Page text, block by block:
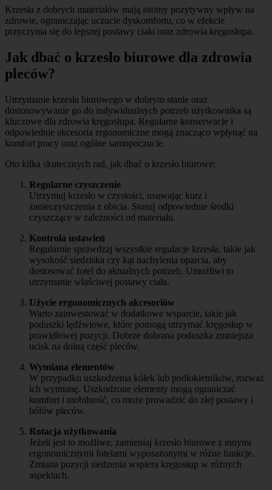
Krzesła z dobrych materiałów mają istotny pozytywny wpływ na
zdrowie, ograniczając uczucie dyskomfortu, co w efekcie
przyczynia się do lepszej postawy ciała oraz zdrowia kręgosłupa.
Jak dbać o krzesło biurowe dla zdrowia
pleców?
Utrzymanie krzesła biurowego w dobrym stanie oraz
dostosowywanie go do indywidualnych potrzeb użytkownika są
kluczowe dla zdrowia kręgosłupa. Regularne konserwacje i
odpowiednie akcesoria ergonomiczne mogą znacząco wpłynąć na
komfort pracy oraz ogólne samopoczucie.
Oto kilka skutecznych rad, jak dbać o krzesło biurowe:
Regularne czyszczenie
Utrzymuj krzesło w czystości, usuwając kurz i
zanieczyszczenia z obicia. Stosuj odpowiednie środki
czyszczące w zależności od materiału.
Kontrola ustawień
Regularnie sprawdzaj wszystkie regulacje krzesła, takie jak
wysokość siedziska czy kąt nachylenia oparcia, aby
dostosować fotel do aktualnych potrzeb. Umożliwi to
utrzymanie właściwej postawy ciała.
Użycie ergonomicznych akcesoriów
Warto zainwestować w dodatkowe wsparcie, takie jak
poduszki lędźwiowe, które pomogą utrzymać kręgosłup w
prawidłowej pozycji. Dobrze dobrana poduszka zmniejsza
ucisk na dolną część pleców.
Wymiana elementów
W przypadku uszkodzenia kółek lub podłokietników, rozważ
ich wymianę. Uszkodzone elementy mogą ograniczać
komfort i mobilność, co może prowadzić do złej postawy i
bólów pleców.
Rotacja użytkowania
Jeżeli jest to możliwe, zamieniaj krzesło biurowe z innymi
ergonomicznymi fotelami wyposażonymi w różne funkcje.
Zmiana pozycji siedzenia wspiera kręgosłup w różnych
aspektach.